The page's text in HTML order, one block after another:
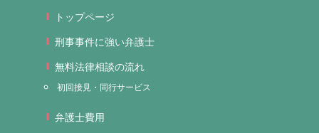
トップページ
刑事事件に強い弁護士
無料法律相談の流れ
初回接見・同行サービス
弁護士費用